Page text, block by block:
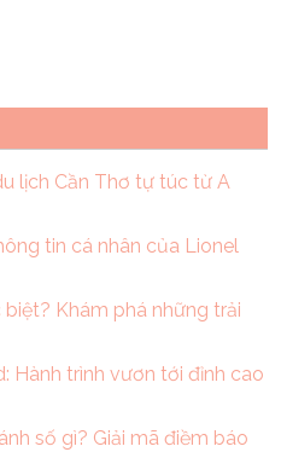
lịch Cần Thơ tự túc từ A
tin cá nhân của Lionel
Khám phá những trải
Hành trình vươn tới đỉnh cao
số gì? Giải mã điềm báo